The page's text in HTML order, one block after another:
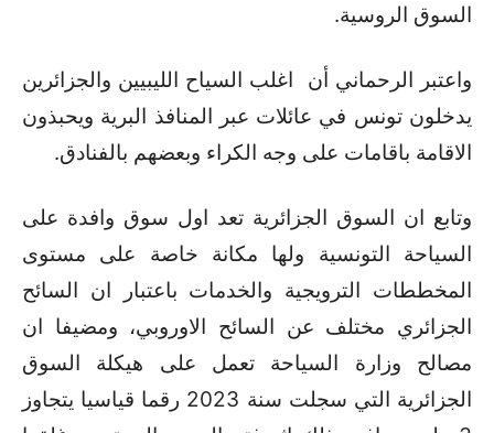
السوق الروسية.
واعتبر الرحماني أن اغلب السياح الليبيين والجزائرين
يدخلون تونس في عائلات عبر المنافذ البرية ويحبذون
الاقامة باقامات على وجه الكراء وبعضهم بالفنادق.
وتابع ان السوق الجزائرية تعد اول سوق وافدة على
السياحة التونسية ولها مكانة خاصة على مستوى
المخططات الترويجية والخدمات باعتبار ان السائح
الجزائري مختلف عن السائح الاوروبي، ومضيفا ان
مصالح وزارة السياحة تعمل على هيكلة السوق
الجزائرية التي سجلت سنة 2023 رقما قياسيا يتجاوز